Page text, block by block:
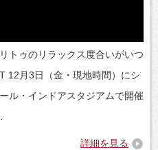
トゥのリラックス度合いがいつ
12月3日（金・現地時間）にシ
ル・インドアスタジアムで開催
詳細を見る